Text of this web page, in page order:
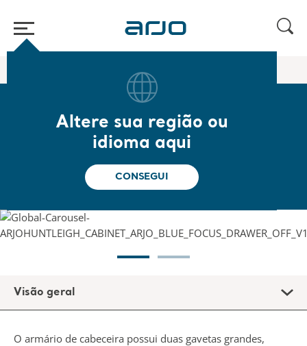
Altere sua região ou
idioma aqui
CONSEGUI
Móveis de cabeceira
Bedside cabinet
Armário de cabeceira
Visão geral
O armário de cabeceira possui duas gavetas grandes,